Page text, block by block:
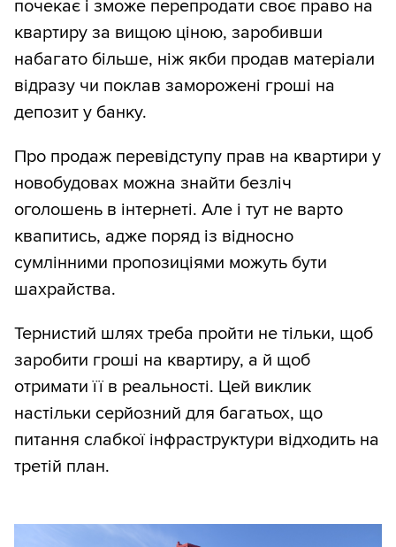
почекає і зможе перепродати своє право на
квартиру за вищою ціною, заробивши
набагато більше, ніж якби продав матеріали
відразу чи поклав заморожені гроші на
депозит у банку.
Про продаж перевідступу прав на квартири у
новобудовах можна знайти безліч
оголошень в інтернеті. Але і тут не варто
квапитись, адже поряд із відносно
сумлінними пропозиціями можуть бути
шахрайства.
Тернистий шлях треба пройти не тільки, щоб
заробити гроші на квартиру, а й щоб
отримати її в реальності. Цей виклик
настільки серйозний для багатьох, що
питання слабкої інфраструктури відходить на
третій план.